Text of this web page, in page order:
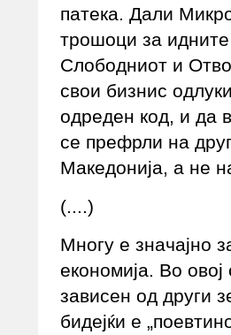
патека. Дали
трошоци за
Слободниот и
свои бизнис
одреден код, и да
се префрли на
Македонија, а не
(....)
Многу е значајно
економија. Во
зависен од други
бидејќи е